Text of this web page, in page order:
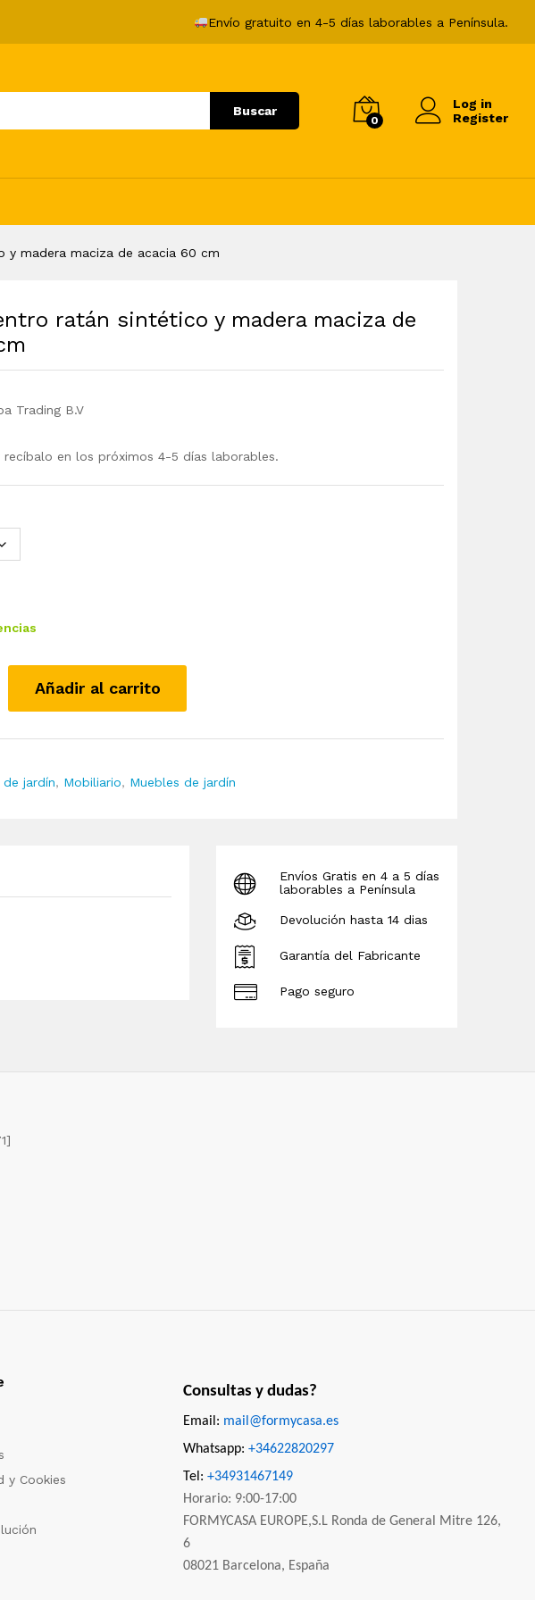
Envío gratuito en 4-5 días laborables a Península.
Buscar
0
Log in
Register
y madera maciza de acacia 60 cm
ratán sintético y madera maciza de
Trading B.V
recíbalo en los próximos 4-5 días laborables.
Añadir al carrito
de jardín, Mobiliario, Muebles de jardín
Envíos Gratis en 4 a 5 días
laborables a Península
Devolución hasta 14 dias
Garantía del Fabricante
Pago seguro
y Cookies
Consultas y dudas?
Email: mail@formycasa.es
Whatsapp: +34622820297
Tel: +34931467149
Horario: 9:00-17:00
FORMYCASA EUROPE,S.L Ronda de General Mitre 126,
6
08021 Barcelona, España
58,99€ Añadir al carrito